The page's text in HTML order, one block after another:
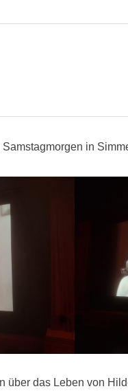
in
über das Leben von